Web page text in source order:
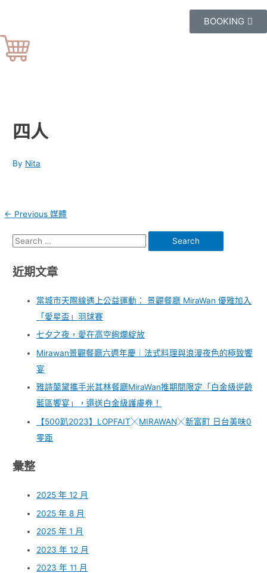
BOOKING
四人
By Nita
← Previous 媒體
近期文章
當城市天際線遇上公益運動： 景觀餐廳 MiraWan 優雅加入
「愛星盃」羽球賽
七夕之夜，愛在高空絢爛綻放
Mirawan景觀餐廳六週年慶｜法式料理與浪漫夜色的極致饗
宴
雅詩蘭黛攜手米其林餐廳MiraWan推期間限定「白金級逆齡
藍區饗宴」，還送白金級護膚券！
【500趴2023】LOPFAIT╳MIRAWAN╳新富町 日台美味0
零距
彙整
2025 年 12 月
2025 年 8 月
2025 年 1 月
2023 年 12 月
2023 年 11 月